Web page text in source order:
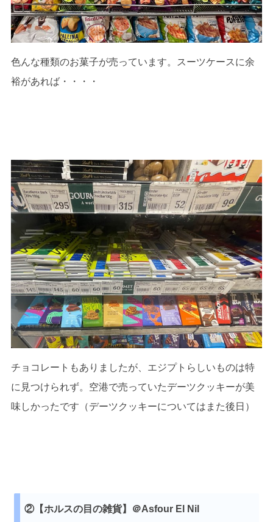
色んな種類のお菓子が売っています。スーツケースに余
裕があれば・・・・
チョコレートもありましたが、エジプトらしいものは特
に見つけられず。空港で売っていたデーツクッキーが美
味しかったです（デーツクッキーについてはまた後日）
②【ホルスの目の雑貨】＠Asfour El Nil